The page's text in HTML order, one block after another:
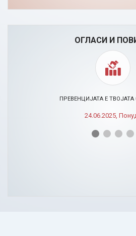
ОГЛАСИ И
ПРЕВЕНЦИЈАТА Е
24.06.2025,